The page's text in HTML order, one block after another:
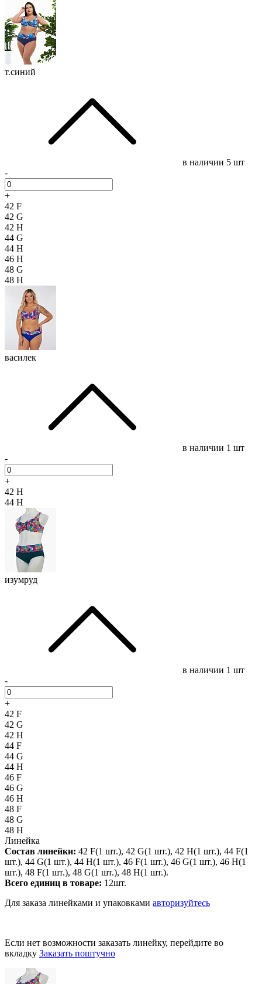
т.синий
в наличии 5 шт
-
+
42 F
42 G
42 H
44 G
44 H
46 H
48 G
48 H
василек
в наличии 1 шт
-
+
42 H
44 H
изумруд
в наличии 1 шт
-
+
42 F
42 G
42 H
44 F
44 G
44 H
46 F
46 G
46 H
48 F
48 G
48 H
Линейка
Состав линейки: 42 F(1 шт.), 42 G(1 шт.), 42 H(1 шт.), 44 F(1
шт.), 44 G(1 шт.), 44 H(1 шт.), 46 F(1 шт.), 46 G(1 шт.), 46 H(1
шт.), 48 F(1 шт.), 48 G(1 шт.), 48 H(1 шт.).
Всего единиц в товаре: 12шт.
Для заказа линейками и упаковками авторизуйтесь
Если нет возможности заказать линейку, перейдите во
вкладку Заказать поштучно